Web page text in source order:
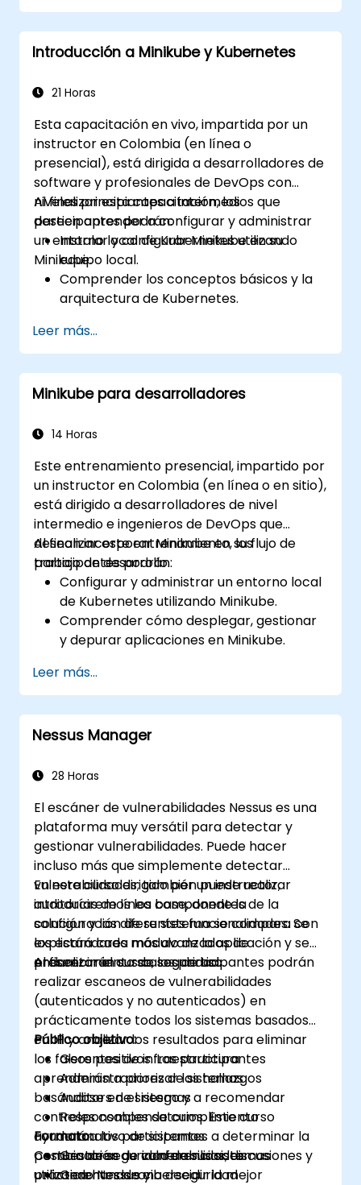
extremo a extremo, la residencia de datos
local (on-premise) y la federación con socios
externos confiables.
Introducción a Minikube y Kubernetes
21 Horas
Esta capacitación en vivo, impartida por un
instructor en Colombia (en línea o
presencial), está dirigida a desarrolladores de
software y profesionales de DevOps con
niveles principiantes a intermedios que
deseen aprender a configurar y administrar
un entorno local de Kubernetes utilizando
Minikube.
Al finalizar esta capacitación, los
participantes podrán:
Instalar y configurar Minikube en su
equipo local.
Comprender los conceptos básicos y la
arquitectura de Kubernetes.
mediante kubectl y el panel de control de
Minikube.
Configurar soluciones de
almacenamiento persistente y redes
Aprovechar Minikube para desarrollar,
Leer más...
Minikube para desarrolladores
14 Horas
Este entrenamiento presencial, impartido por
un instructor en Colombia (en línea o en sitio),
está dirigido a desarrolladores de nivel
intermedio e ingenieros de DevOps que
desean incorporar Minikube en su flujo de
trabajo de desarrollo.
Al finalizar este entrenamiento, los
participantes podrán:
Configurar y administrar un entorno local
de Kubernetes utilizando Minikube.
Comprender cómo desplegar, gestionar
y depurar aplicaciones en Minikube.
integración y despliegue continuo.
Optimizar su proceso de desarrollo
aprovechando las funcionalidades
avanzadas de Minikube.
desarrollo local con Kubernetes.
Leer más...
Nessus Manager
28 Horas
El escáner de vulnerabilidades Nessus es una
plataforma muy versátil para detectar y
gestionar vulnerabilidades. Puede hacer
incluso más que simplemente detectar
vulnerabilidades; también puede realizar
auditorías de línea base, donde la
configuración de su sistema se compara con
los estándares más avanzados de
endurecimiento de seguridad.
En este curso dirigido por un instructor,
introduciremos los componentes de la
solución y las diferentes funcionalidades. Se
explicará cada módulo de la aplicación y se
presentarán sus casos de uso.
Al finalizar el curso, los participantes podrán
realizar escaneos de vulnerabilidades
(autenticados y no autenticados) en
prácticamente todos los sistemas basados
en IP y analizar los resultados para eliminar
los falsos positivos. Los participantes
aprenderán a priorizar los hallazgos
basándose en el riesgo y a recomendar
controles compensatorios. Este curso
ayudará a los participantes a determinar la
postura de seguridad de sus sistemas
utilizando Nessus y a decidir la mejor
Público objetivo:
Gerentes de infraestructura
Administradores de sistemas
Auditors de sistemas
Responsables de cumplimiento
normativo de sistemas
Gestores de vulnerabilidades
Gerentes de ciberseguridad
Formato:
Combinación de conferencias, discusiones y
práctica hands-on